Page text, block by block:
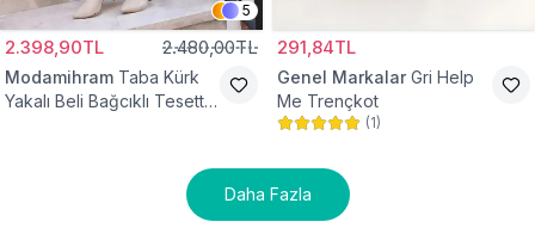
5
2.398,90TL 2.480,00TL
Modamihram Taba Kürk
Yakalı Beli Bağcıklı Tesettür
291,84TL
Genel Markalar Gri Help
Me Trençkot
(1)
Daha Fazla